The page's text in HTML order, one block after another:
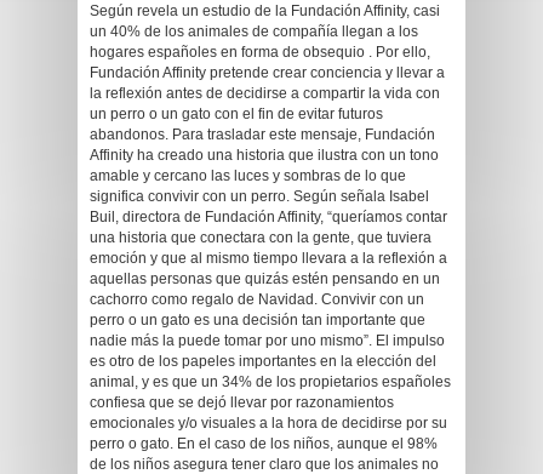
Según revela un estudio de la Fundación Affinity, casi
un 40% de los animales de compañía llegan a los
hogares españoles en forma de obsequio . Por ello,
Fundación Affinity pretende crear conciencia y llevar a
la reflexión antes de decidirse a compartir la vida con
un perro o un gato con el fin de evitar futuros
abandonos. Para trasladar este mensaje, Fundación
Affinity ha creado una historia que ilustra con un tono
amable y cercano las luces y sombras de lo que
significa convivir con un perro. Según señala Isabel
Buil, directora de Fundación Affinity, “queríamos contar
una historia que conectara con la gente, que tuviera
emoción y que al mismo tiempo llevara a la reflexión a
aquellas personas que quizás estén pensando en un
cachorro como regalo de Navidad. Convivir con un
perro o un gato es una decisión tan importante que
nadie más la puede tomar por uno mismo”. El impulso
es otro de los papeles importantes en la elección del
animal, y es que un 34% de los propietarios españoles
confiesa que se dejó llevar por razonamientos
emocionales y/o visuales a la hora de decidirse por su
perro o gato. En el caso de los niños, aunque el 98%
de los niños asegura tener claro que los animales no